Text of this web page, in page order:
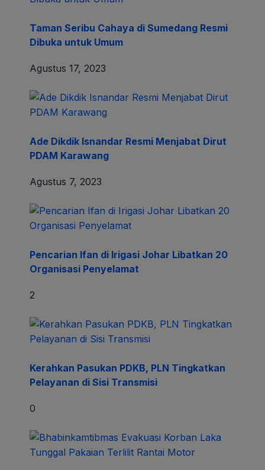
Taman Seribu Cahaya di Sumedang Resmi
Dibuka untuk Umum
Agustus 17, 2023
Ade Dikdik Isnandar Resmi Menjabat Dirut
PDAM Karawang
Agustus 7, 2023
Pencarian Ifan di Irigasi Johar Libatkan 20
Organisasi Penyelamat
2
Kerahkan Pasukan PDKB, PLN Tingkatkan
Pelayanan di Sisi Transmisi
0